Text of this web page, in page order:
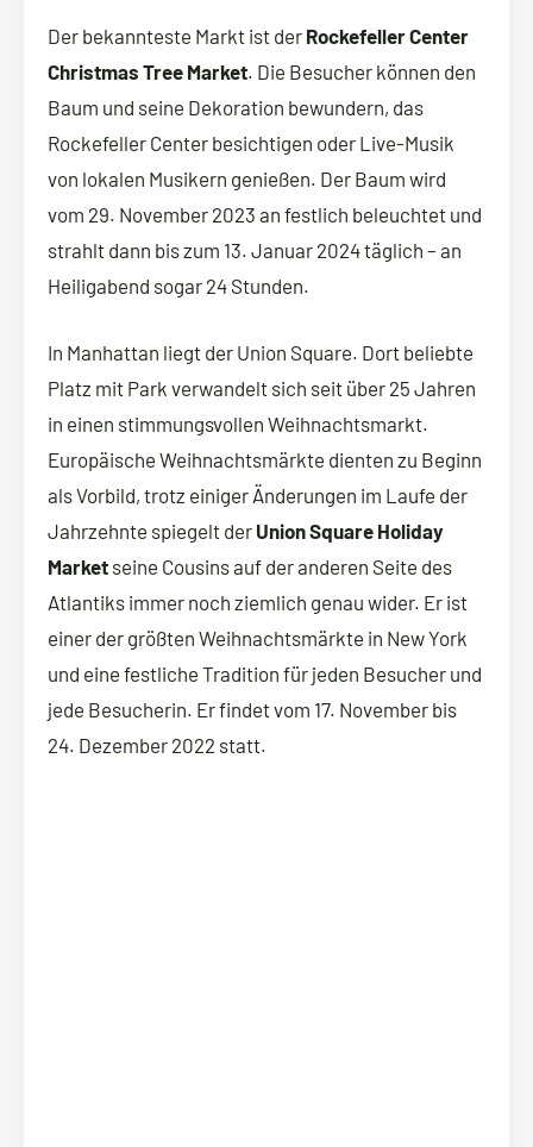
Der bekannteste Markt ist der Rockefeller Center
Christmas Tree Market. Die Besucher können den
Baum und seine Dekoration bewundern, das
Rockefeller Center besichtigen oder Live-Musik
von lokalen Musikern genießen. Der Baum wird
vom 29. November 2023 an festlich beleuchtet und
strahlt dann bis zum 13. Januar 2024 täglich – an
Heiligabend sogar 24 Stunden.
In Manhattan liegt der Union Square. Dort beliebte
Platz mit Park verwandelt sich seit über 25 Jahren
in einen stimmungsvollen Weihnachtsmarkt.
Europäische Weihnachtsmärkte dienten zu Beginn
als Vorbild, trotz einiger Änderungen im Laufe der
Jahrzehnte spiegelt der Union Square Holiday
Market seine Cousins ​​auf der anderen Seite des
Atlantiks immer noch ziemlich genau wider. Er ist
einer der größten Weihnachtsmärkte in New York
und eine festliche Tradition für jeden Besucher und
jede Besucherin. Er findet vom 17. November bis
24. Dezember 2022 statt.